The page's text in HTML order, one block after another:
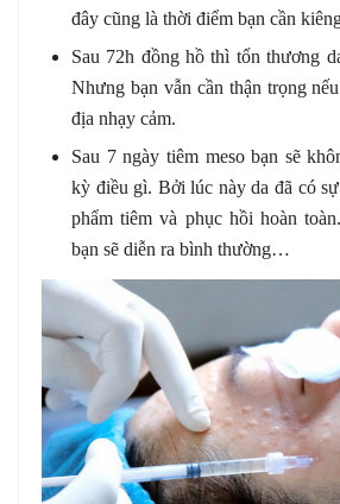
đây cũng là thời điểm bạn cần
Sau 72h đồng hồ thì tổn thương
Nhưng bạn vẫn cần thận trọng
địa nhạy cảm.
Sau 7 ngày tiêm meso bạn sẽ
kỳ điều gì. Bởi lúc này da đã có
phẩm tiêm và phục hồi hoàn
bạn sẽ diễn ra bình thường…